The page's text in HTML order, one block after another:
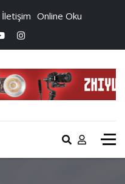
İletişim Online Oku